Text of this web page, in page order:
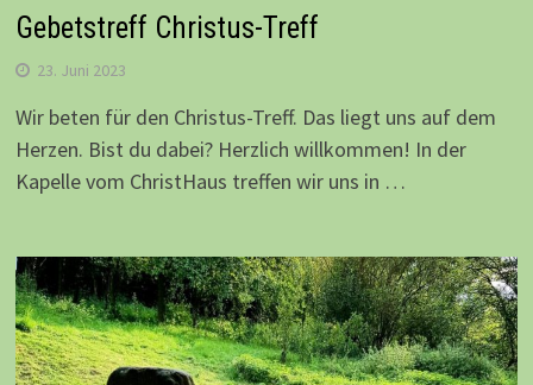
Gebetstreff Christus-Treff
23. Juni 2023
Wir beten für den Christus-Treff. Das liegt uns auf dem
Herzen. Bist du dabei? Herzlich willkommen! In der
Kapelle vom ChristHaus treffen wir uns in …